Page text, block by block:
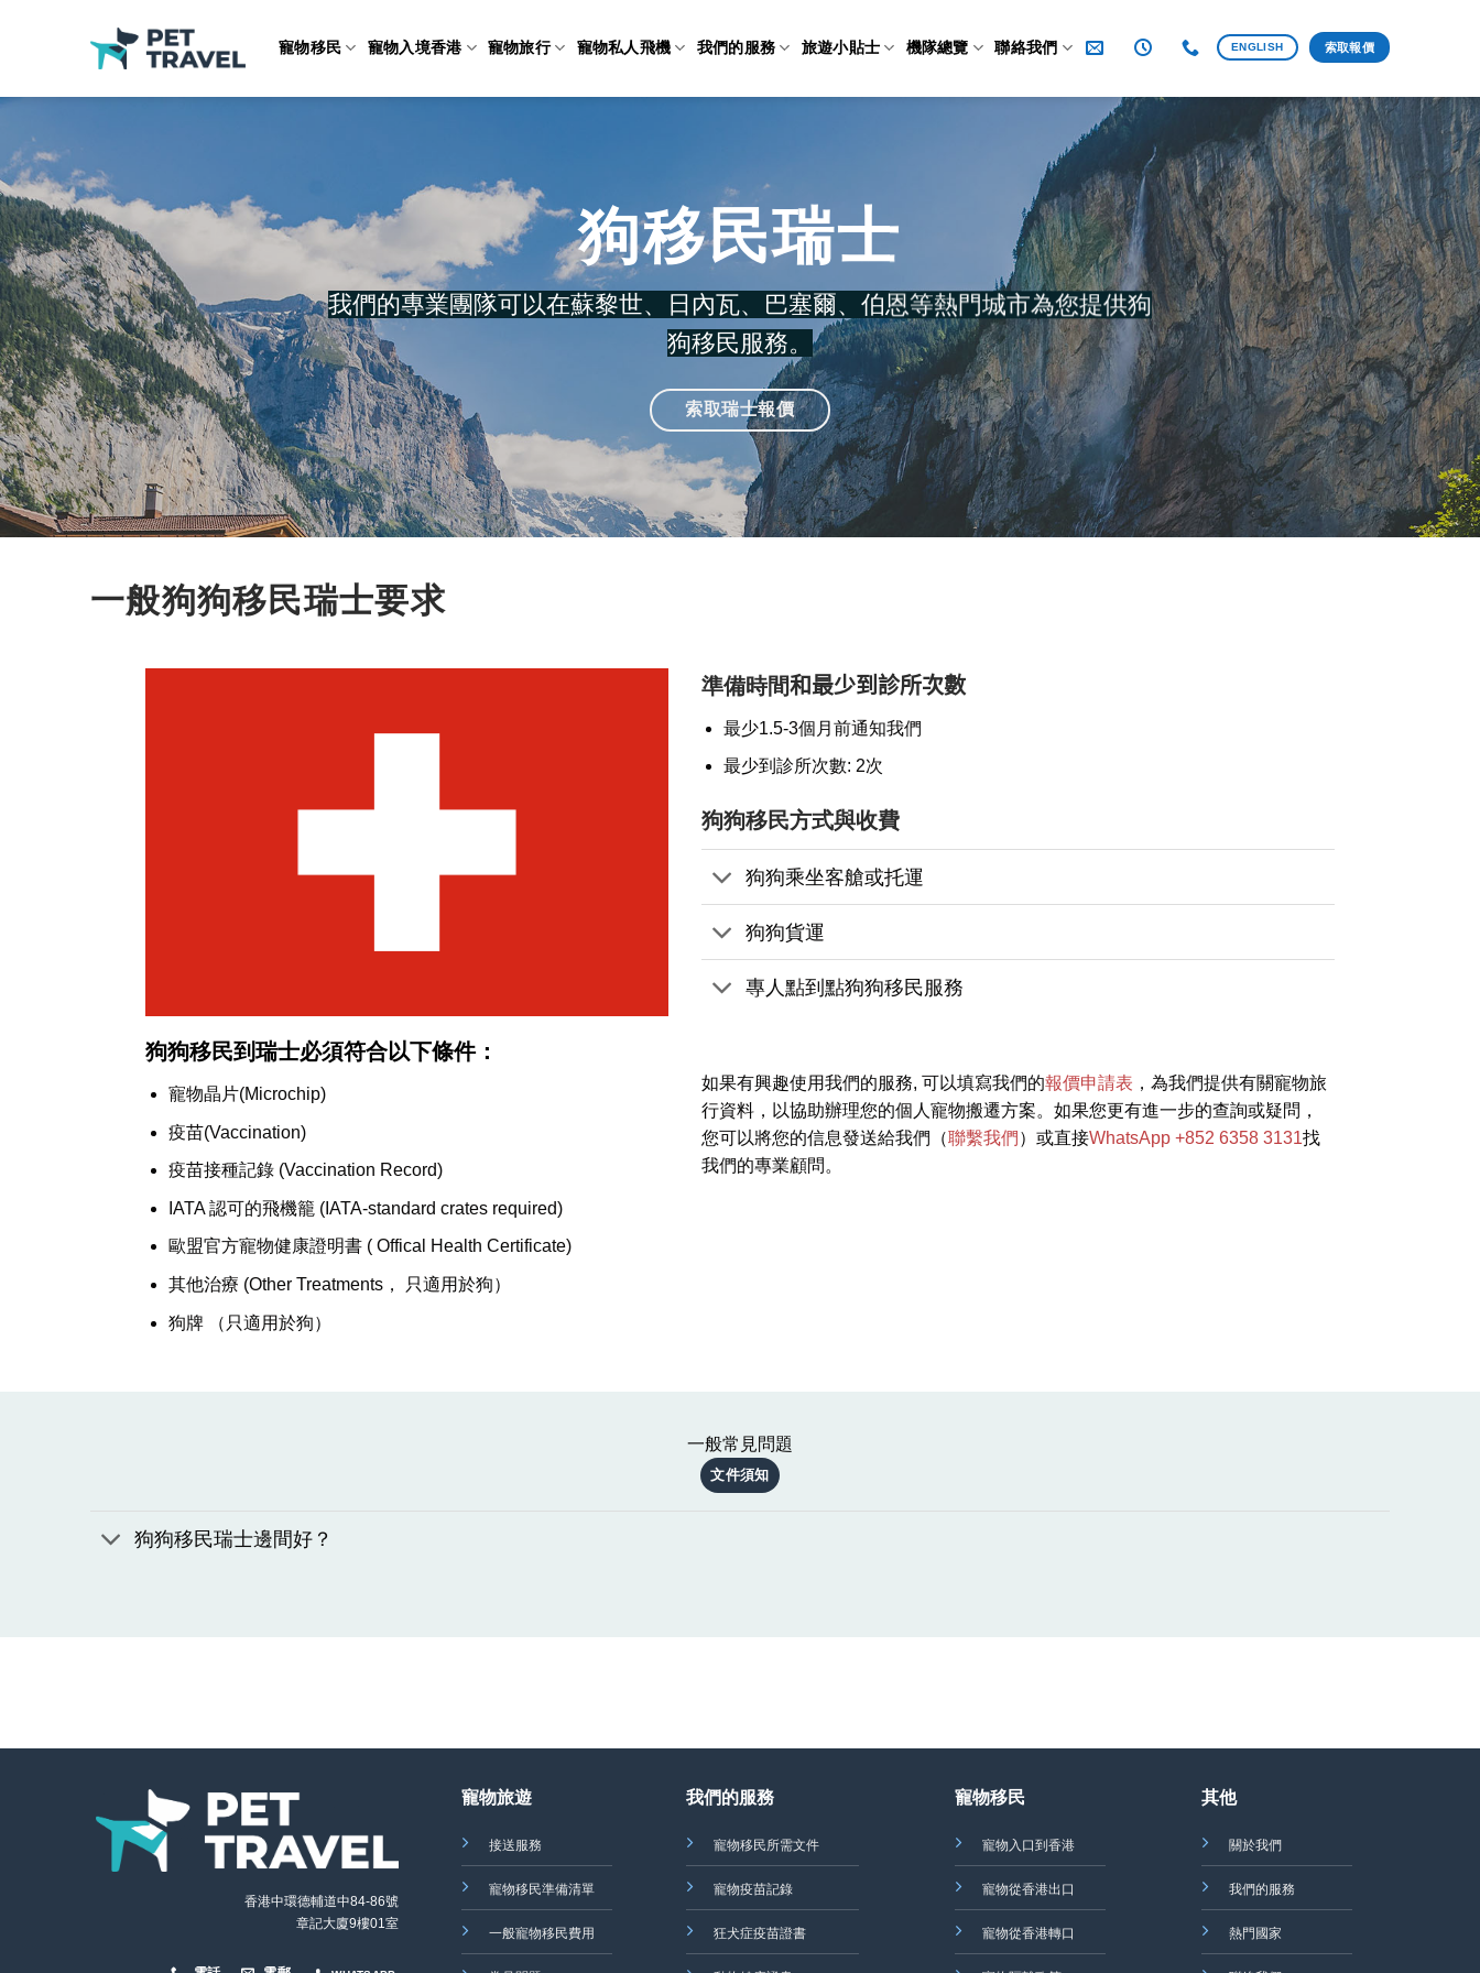
寵物移民 寵物入境香港 寵物旅行 寵物私人飛機 我們的服務 旅遊小貼士 機隊總覽 聯絡我們 ENGLISH 索取報價
狗移民瑞士
我們的專業團隊可以在蘇黎世、日內瓦、巴塞爾、伯恩等熱門城市為您提供狗
狗移民服務。
索取瑞士報價
一般狗狗移民瑞士要求
狗狗移民到瑞士必須符合以下條件：
寵物晶片(Microchip)
疫苗(Vaccination)
疫苗接種記錄 (Vaccination Record)
IATA 認可的飛機籠 (IATA-standard crates required)
歐盟官方寵物健康證明書 ( Offical Health Certificate)
其他治療 (Other Treatments， 只適用於狗）
狗牌 （只適用於狗）
準備時間和最少到診所次數
最少1.5-3個月前通知我們
最少到診所次數: 2次
狗狗移民方式與收費
狗狗乘坐客艙或托運
狗狗貨運
專人點到點狗狗移民服務
如果有興趣使用我們的服務, 可以填寫我們的報價申請表 ，為我們提供有關寵物旅
行資料，以協助辦理您的個人寵物搬遷方案。如果您更有進一步的查詢或疑問，
您可以將您的信息發送給我們（聯繫我們 ）或直接WhatsApp +852 6358 3131找
我們的專業顧問。
一般常見問題
文件須知
狗狗移民瑞士邊間好？
香港中環德輔道中84-86號
章記大廈9樓01室
寵物旅遊
接送服務
寵物移民準備清單
一般寵物移民費用
我們的服務
寵物移民所需文件
寵物疫苗記錄
狂犬症疫苗證書
寵物移民
寵物入口到香港
寵物從香港出口
寵物從香港轉口
其他
關於我們
我們的服務
熱門國家